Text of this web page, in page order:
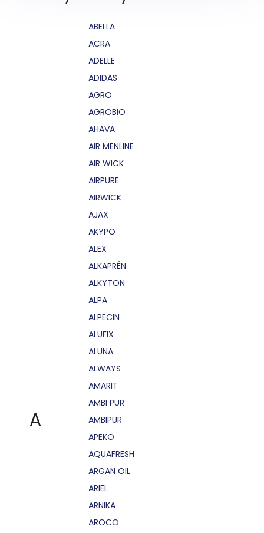
A
ABELLA
ACRA
ADELLE
ADIDAS
AGRO
AGROBIO
AHAVA
AIR MENLINE
AIR WICK
AIRPURE
AIRWICK
AJAX
AKYPO
ALEX
ALKAPRÉN
ALKYTON
ALPA
ALPECIN
ALUFIX
ALUNA
ALWAYS
AMARIT
AMBI PUR
AMBIPUR
APEKO
AQUAFRESH
ARGAN OIL
ARIEL
ARNIKA
AROCO